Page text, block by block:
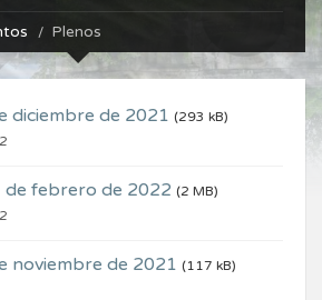
Plenos
diciembre de 2021 (293 kB)
de febrero de 2022 (2 MB)
noviembre de 2021 (117 kB)